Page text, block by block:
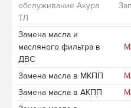
обслуживание Акура
ТЛ
Замена масла и
масляного фильтра в
ДВС
Замена масла в МКПП
Замена масла в АКПП